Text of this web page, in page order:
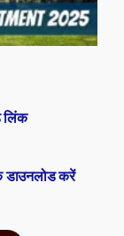
डाउनलोड करें
लिंक